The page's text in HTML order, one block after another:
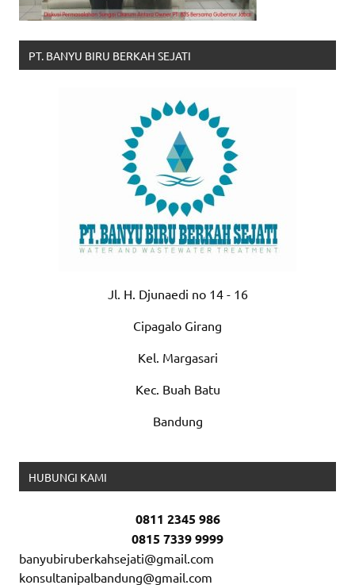
PT. BANYU BIRU BERKAH SEJATI
Jl. H. Djunaedi no 14 - 16
Cipagalo Girang
Kel. Margasari
Kec. Buah Batu
Bandung
HUBUNGI KAMI
0811 2345 986
0815 7339 9999
banyubiruberkahsejati@gmail.com
konsultanipalbandung@gmail.com